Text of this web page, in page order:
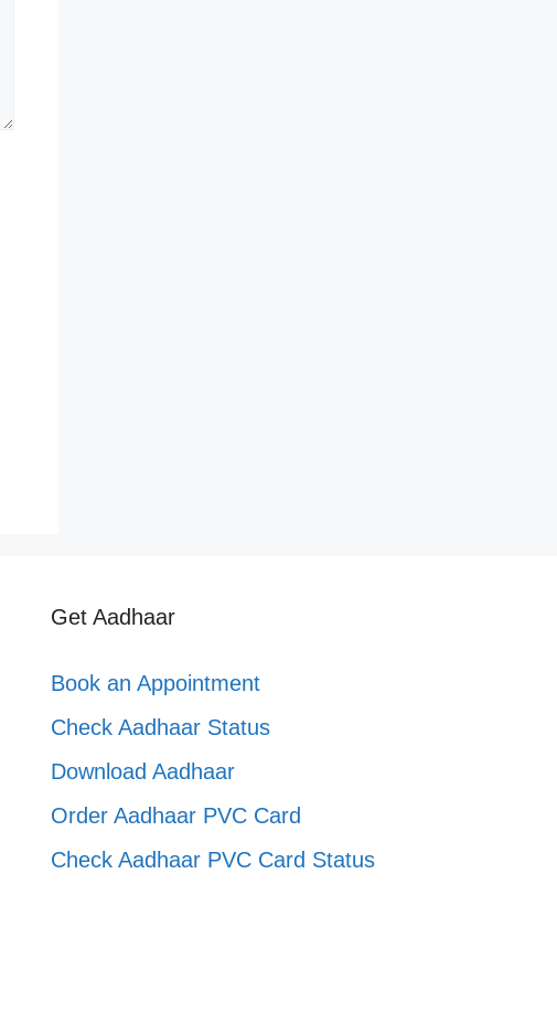
Get Aadhaar
Book an Appointment
Check Aadhaar Status
Download Aadhaar
Order Aadhaar PVC Card
Check Aadhaar PVC Card Status